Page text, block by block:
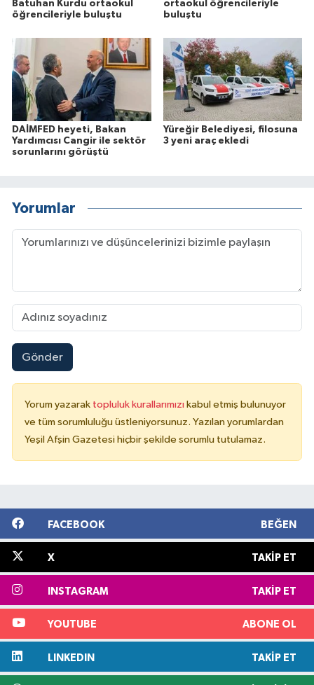
Batuhan Kurdu ortaokul
öğrencileriyle buluştu
ortaokul öğrencileriyle
buluştu
DAİMFED heyeti, Bakan
Yardımcısı Cangir ile sektör
sorunlarını görüştü
Yüreğir Belediyesi, filosuna
3 yeni araç ekledi
Yorumlar
Gönder
Yorum yazarak topluluk kurallarımızı kabul etmiş bulunuyor
ve tüm sorumluluğu üstleniyorsunuz. Yazılan yorumlardan
Yeşil Afşin Gazetesi hiçbir şekilde sorumlu tutulamaz.
FACEBOOK BEĞEN
X TAKIP ET
INSTAGRAM TAKIP ET
YOUTUBE ABONE OL
LINKEDIN TAKIP ET